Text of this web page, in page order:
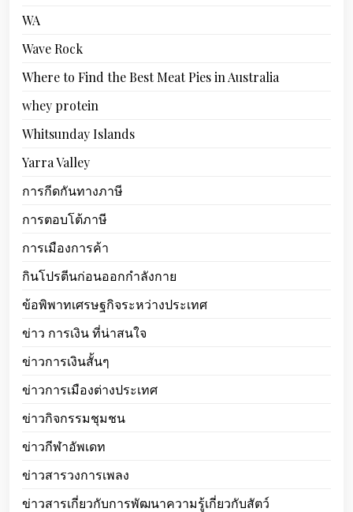
WA
Wave Rock
Where to Find the Best Meat Pies in Australia
whey protein
Whitsunday Islands
Yarra Valley
การกีดกันทางภาษี
การตอบโต้ภาษี
การเมืองการค้า
กินโปรตีนก่อนออกกำลังกาย
ข้อพิพาทเศรษฐกิจระหว่างประเทศ
ข่าว การเงิน ที่น่าสนใจ
ข่าวการเงินสั้นๆ
ข่าวการเมืองต่างประเทศ
ข่าวกิจกรรมชุมชน
ข่าวกีฬาอัพเดท
ข่าวสารวงการเพลง
ข่าวสารเกี่ยวกับการพัฒนาความรู้เกี่ยวกับสัตว์